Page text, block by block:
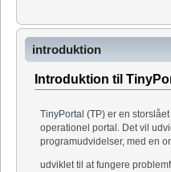
introduktion
Introduktion til
TinyPortal (TP) er en
operationel portal. Det vil
programudvidelser, med en
udviklet til at fungere